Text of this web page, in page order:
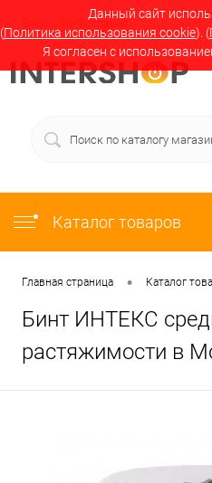
Данный сайт
(Политика использования cookie). (
Я согласен с
Вход Регистрация
Каталог товаров
Главная страница • Каталог
Бинт ИНТЕКС
растяжимости в